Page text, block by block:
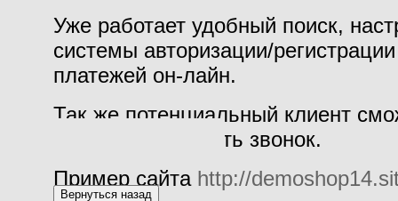
Уже работает удобный поиск,
системы авторизации/
платежей он-лайн.
Так же потенциальный клиент
отзыв или заказать звонок.
Пример сайта http://